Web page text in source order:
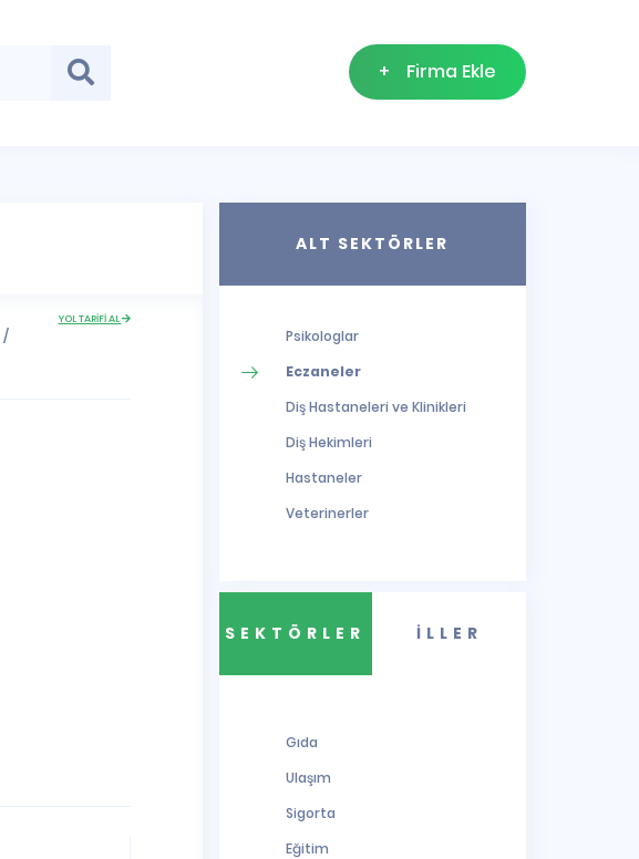
+ Firma Ekle
/
YOL TARİFİ AL
ALT SEKTÖRLER
Psikologlar
Eczaneler
Diş Hastaneleri ve Klinikleri
Diş Hekimleri
Hastaneler
Veterinerler
SEKTÖRLER İLLER
Gıda
Ulaşım
Sigorta
Eğitim